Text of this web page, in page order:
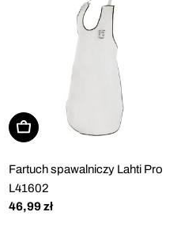
Dodaj do koszyka
Fartuch spawalniczy Lahti Pro
L41602
Cena
46,99 zł